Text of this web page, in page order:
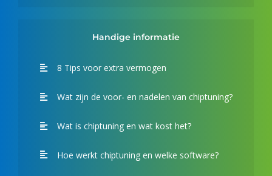
Handige informatie
8 Tips voor extra vermogen
Wat zijn de voor- en nadelen van chiptuning?
Wat is chiptuning en wat kost het?
Hoe werkt chiptuning en welke software?